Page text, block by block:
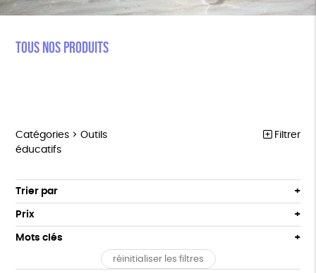
Tous nos produits
Catégories > Outils
éducatifs
Filtrer
MARCHE POUR LA FERMETURE DES ABATTOIRS
OUTILS MILITANTS
TRACTS
Trier par
Par défaut
Popularité
Prix : du - cher au + cher
Prix
Tous
50 € - 100 €
Mots clés
OEKO-Tex, PETA approuved vegan
réinitialiser les filtres